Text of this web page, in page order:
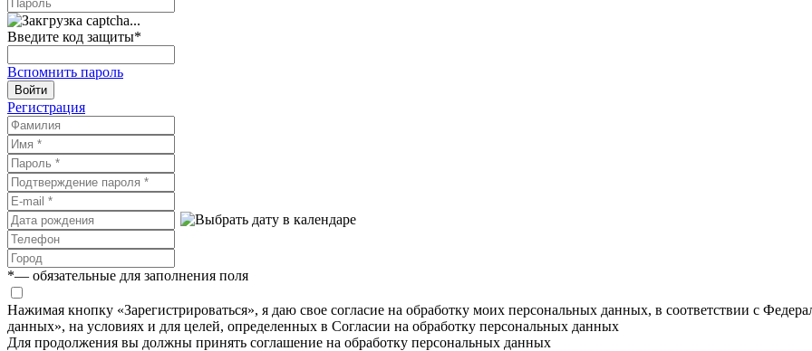
Введите код защиты*
Вспомнить пароль
Войти
Регистрация
*— обязательные для заполнения поля
Нажимая кнопку «Зарегистрироваться», я даю свое согласие на обработку моих персональных данных, в соответствии с
данных», на условиях и для целей, определенных в Согласии на обработку персональных данных
Для продолжения вы должны принять соглашение на обработку персональных данных